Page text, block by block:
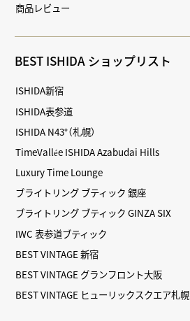
商品レビュー
BEST ISHIDA ショップリスト
ISHIDA新宿
ISHIDA表参道
ISHIDA N43°（札幌）
TimeVallée ISHIDA Azabudai Hills
Luxury Time Lounge
ブライトリング ブティック 銀座
ブライトリング ブティック GINZA SIX
IWC 表参道ブティック
BEST VINTAGE 新宿
BEST VINTAGE グランフロント大阪
BEST VINTAGE ヒューリックスクエア札幌